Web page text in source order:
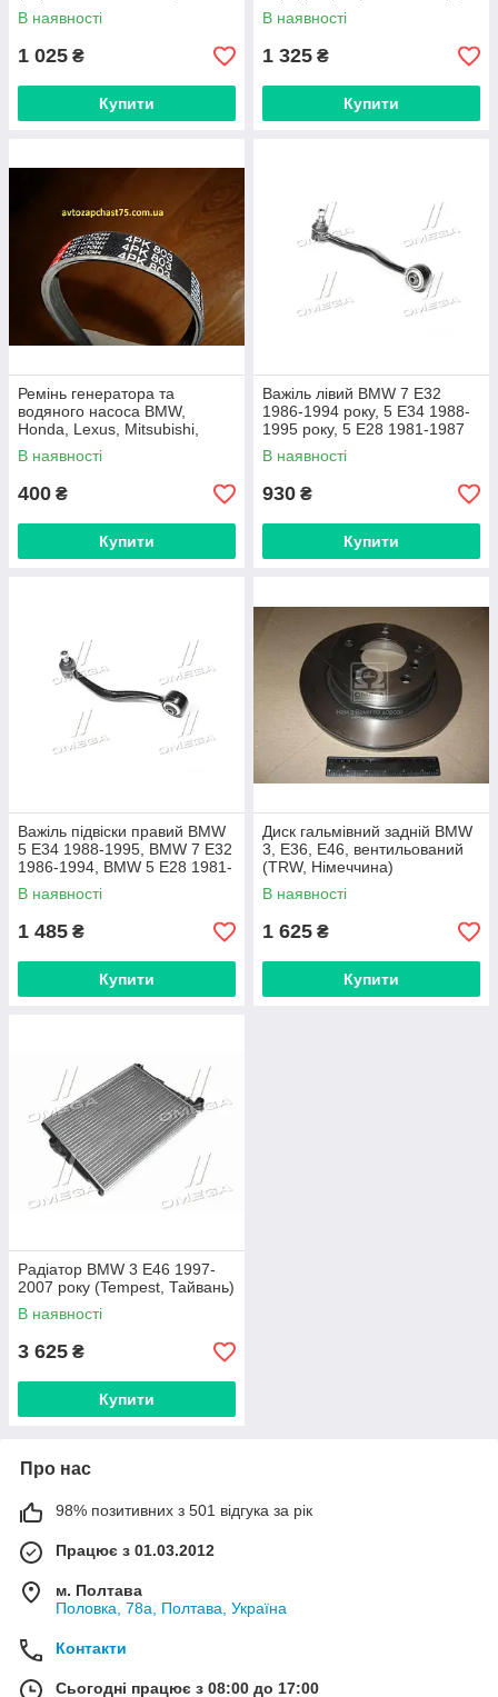
В наявності
1 025 ₴
Купити
В наявності
1 325 ₴
Купити
Ремінь генератора та
водяного насоса BMW,
Honda, Lexus, Mitsubishi,
Nissan, Opel, Smart, Suzuki,
Toyota (Gates)
В наявності
400 ₴
Купити
Важіль лівий BMW 7 E32
1986-1994 року, 5 E34 1988-
1995 року, 5 E28 1981-1987
(Rider, Угорщина)
В наявності
930 ₴
Купити
Важіль підвіски правий BMW
5 E34 1988-1995, BMW 7 E32
1986-1994, BMW 5 E28 1981-
1987 (Rider, Угорщина)
В наявності
1 485 ₴
Купити
Диск гальмівний задній BMW
3, E36, E46, вентильований
(TRW, Німеччина)
В наявності
1 625 ₴
Купити
Радіатор BMW 3 E46 1997-
2007 року (Tempest, Тайвань)
В наявності
3 625 ₴
Купити
Про нас
98% позитивних з 501 відгука за рік
Працює з 01.03.2012
м. Полтава
Половка, 78а, Полтава, Україна
Контакти
Сьогодні працює з 08:00 до 17:00